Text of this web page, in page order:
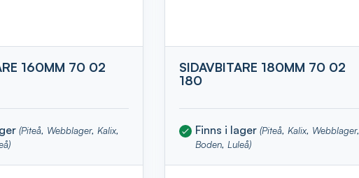
160MM 70 02
(Piteå, Webblager, Kalix,
SIDAVBITARE 180MM 70 02
180
Finns i lager (Piteå, Kalix, Webblager,
Boden, Luleå)